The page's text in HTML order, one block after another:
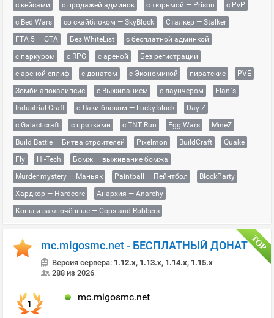
с кейсами
с продажей админок с тюрьмой — Prison
с PvP
с Bed Wars
со скайблоком — SkyBlock
Сталкер — Stalker
ГТА 5 — GTA
Без WhiteList
с бесплатной админкой
с паркуром
с RPG с ареной
Без регистрации
с ареной сплиф
с донатом с Экономикой пиратские
PVE
Зомби апокалипсис
с Выживанием с лаунчером
Flan`s
Industrial Craft
с Лаки блоком — Lucky block
Day Z
с Galacticraft
с прятками с TNT Run Egg Wars
MineZ
Build Battle — Битва строителей
Pixelmon BuildCraft
Quake
Fly
Hi-Tech
Бомж — выживание бомжа
Murder mystery — Маньяк
Paintball — Пейнтбол
BlockParty
Хардкор — Hardcore
Анархия — Anarchy
Копы и заключённые — Cops and Robbers
mc.migosmc.net - БЕСПЛАТНЫЙ ДОНАТ
Версия сервера: 1.12.x, 1.13.x, 1.14.x, 1.15.x
288 из 2026
1
mc.migosmc.net